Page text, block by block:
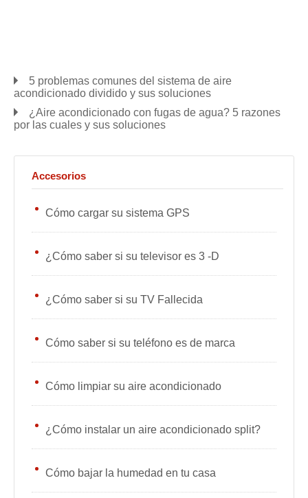
5 problemas comunes del sistema de aire
acondicionado dividido y sus soluciones
¿Aire acondicionado con fugas de agua? 5 razones
por las cuales y sus soluciones
Accesorios
Cómo cargar su sistema GPS
¿Cómo saber si su televisor es 3 -D
¿Cómo saber si su TV Fallecida
Cómo saber si su teléfono es de marca
Cómo limpiar su aire acondicionado
¿Cómo instalar un aire acondicionado split?
Cómo bajar la humedad en tu casa